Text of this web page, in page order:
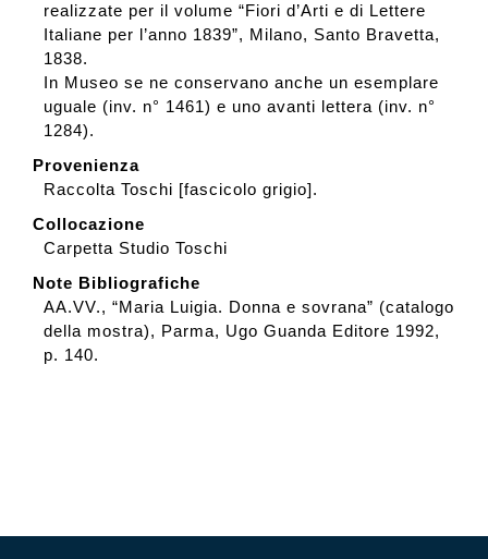
realizzate per il volume “Fiori d’Arti e di Lettere
Italiane per l’anno 1839”, Milano, Santo Bravetta,
1838.
In Museo se ne conservano anche un esemplare
uguale (inv. n° 1461) e uno avanti lettera (inv. n°
1284).
Provenienza
Raccolta Toschi [fascicolo grigio].
Collocazione
Carpetta Studio Toschi
Note Bibliografiche
AA.VV., “Maria Luigia. Donna e sovrana” (catalogo
della mostra), Parma, Ugo Guanda Editore 1992,
p. 140.